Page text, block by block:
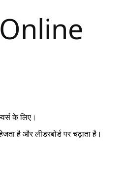
के लिए।
है और लीडरबोर्ड पर चढ़ाता है।